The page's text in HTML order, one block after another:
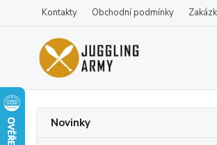
Kontakty Obchodní podmínky
Novinky